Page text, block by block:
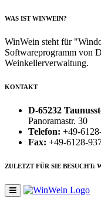
WAS IST WINWEIN?
WinWein steht für
Softwareprogramm von
Weinkellerverwaltung.
KONTAKT
D-65232
Panoramastr. 30
Telefon: +49-
Fax: +49-6128-
ZULETZT FÜR SIE BESUCHT: